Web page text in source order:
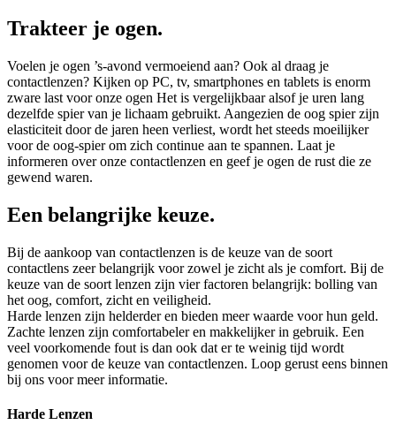
Trakteer je ogen.
Voelen je ogen ’s-avond vermoeiend aan? Ook al draag je
contactlenzen? Kijken op PC, tv, smartphones en tablets is enorm
zware last voor onze ogen Het is vergelijkbaar alsof je uren lang
dezelfde spier van je lichaam gebruikt. Aangezien de oog spier zijn
elasticiteit door de jaren heen verliest, wordt het steeds moeilijker
voor de oog-spier om zich continue aan te spannen. Laat je
informeren over onze contactlenzen en geef je ogen de rust die ze
gewend waren.
Een belangrijke keuze.
Bij de aankoop van contactlenzen is de keuze van de soort
contactlens zeer belangrijk voor zowel je zicht als je comfort. Bij de
keuze van de soort lenzen zijn vier factoren belangrijk: bolling van
het oog, comfort, zicht en veiligheid.
Harde lenzen zijn helderder en bieden meer waarde voor hun geld.
Zachte lenzen zijn comfortabeler en makkelijker in gebruik. Een
veel voorkomende fout is dan ook dat er te weinig tijd wordt
genomen voor de keuze van contactlenzen. Loop gerust eens binnen
bij ons voor meer informatie.
Harde Lenzen